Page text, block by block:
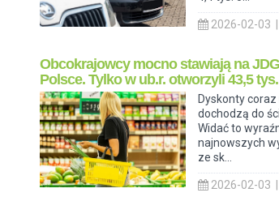
2026-02-03 |
Obcokrajowcy mocno stawiają na
Polsce. Tylko w ub.r. otworzyli 43,5
Dyskonty
dochodzą do
Widać to
najnowszych
ze sk...
2026-02-03 |